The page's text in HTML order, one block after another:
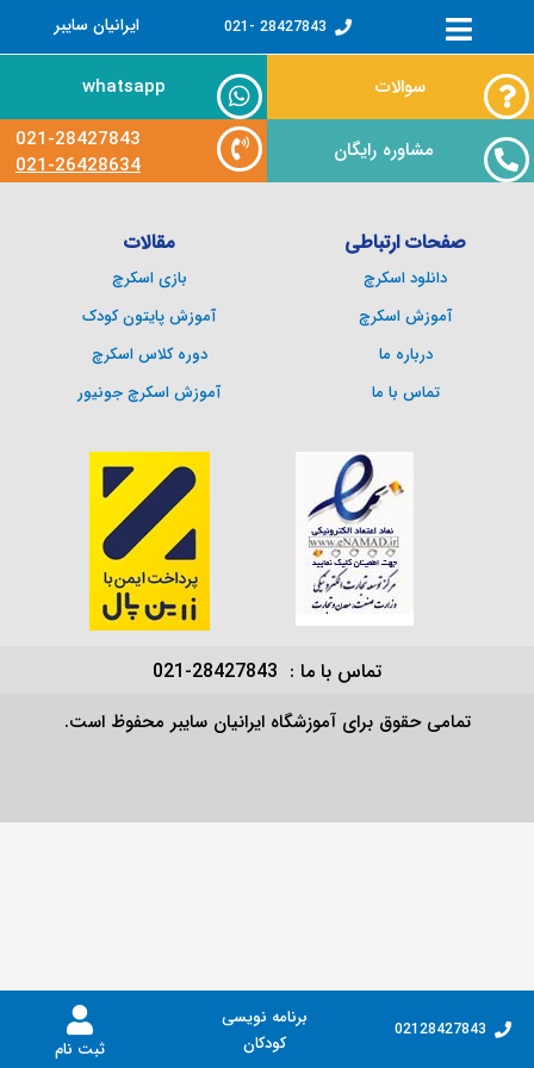
28427843 -021 ایرانیان سایبر
02128427843
برنامه نویسی
کودکان
ثبت نام
سوالات whatsapp
مشاوره رایگان
021-28427843
021-26428634
صفحات ارتباطی
دانلود اسکرچ
آموزش اسکرچ
درباره ما
تماس با ما
مقالات
بازی اسکرچ
آموزش پایتون کودک
دوره کلاس اسکرچ
آموزش اسکرچ جونیور
تماس با ما : 28427843-021
تمامی حقوق برای آموزشگاه ایرانیان سایبر محفوظ است.